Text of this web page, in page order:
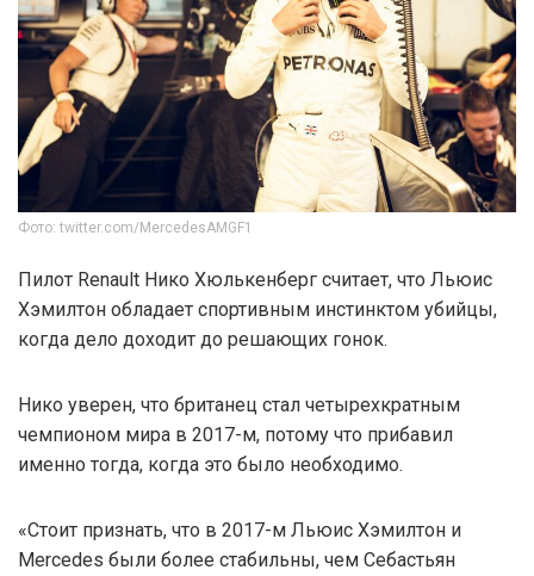
Фото: twitter.com/MercedesAMGF1
Пилот Renault Нико Хюлькенберг считает, что Льюис
Хэмилтон обладает спортивным инстинктом убийцы,
когда дело доходит до решающих гонок.
Нико уверен, что британец стал четырехкратным
чемпионом мира в 2017-м, потому что прибавил
именно тогда, когда это было необходимо.
«Стоит признать, что в 2017-м Льюис Хэмилтон и
Mercedes были более стабильны, чем Себастьян